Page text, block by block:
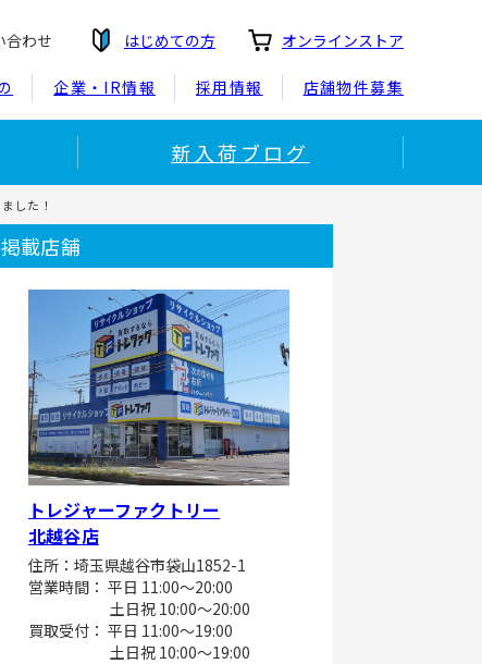
合わせ はじめての方 オンラインストア
企業・IR情報 採用情報 店舗物件募集
新入荷ブログ
した！
掲載店舗
トレジャーファクトリー
北越谷店
住所：埼玉県越谷市袋山1852-1
営業時間： 平日 11:00～20:00
土日祝 10:00～20:00
買取受付： 平日 11:00～19:00
土日祝 10:00～19:00